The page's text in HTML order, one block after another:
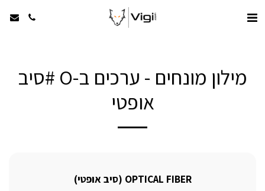
מילון מונחים - ערכים ב-O #סיב
אופטי
OPTICAL FIBER (סיב אופטי)